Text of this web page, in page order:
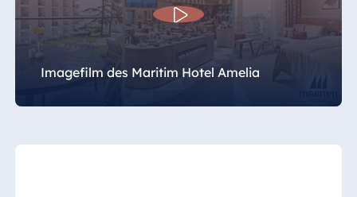
Imagefilm des Maritim Hotel Amelia